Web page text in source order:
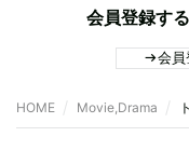
会員登録す
会
HOME Movie,Drama